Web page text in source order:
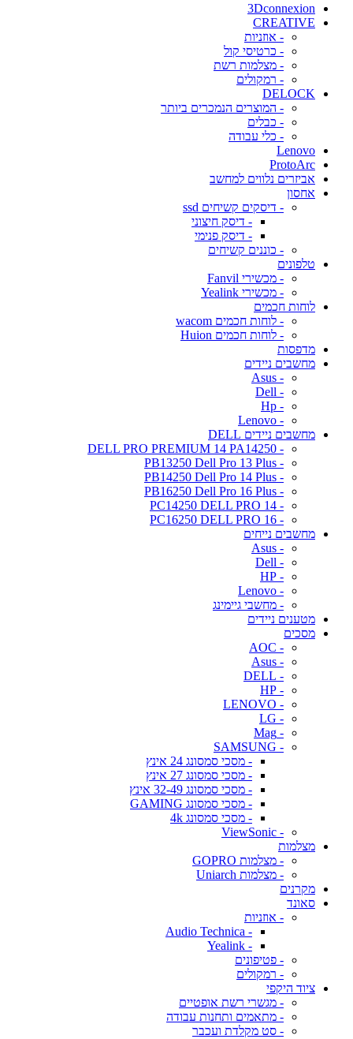
3Dconnexion
CREATIVE
- אוזניות
- כרטיסי קול
- מצלמות רשת
- רמקולים
DELOCK
- המוצרים הנמכרים ביותר
- כבלים
- כלי עבודה
Lenovo
ProtoArc
אביזרים נלווים למחשב
אחסון
- דיסקים קשיחים ssd
- דיסק חיצוני
- דיסק פנימי
- כוננים קשיחים
טלפונים
- מכשירי Fanvil
- מכשירי Yealink
לוחות חכמים
- לוחות חכמים wacom
- לוחות חכמים Huion
מדפסות
מחשבים ניידים
- Asus
- Dell
- Hp
- Lenovo
מחשבים ניידים DELL
- DELL PRO PREMIUM 14 PA14250
- PB13250 Dell Pro 13 Plus
- PB14250 Dell Pro 14 Plus
- PB16250 Dell Pro 16 Plus
- PC14250 DELL PRO 14
- PC16250 DELL PRO 16
מחשבים נייחים
- Asus
- Dell
- HP
- Lenovo
- מחשבי גיימינג
מטענים ניידים
מסכים
- AOC
- Asus
- DELL
- HP
- LENOVO
- LG
- Mag
- SAMSUNG
- מסכי סמסונג 24 אינץ
- מסכי סמסונג 27 אינץ
- מסכי סמסונג 32-49 אינץ
- מסכי סמסונג GAMING
- מסכי סמסונג 4k
- ViewSonic
מצלמות
- מצלמות GOPRO
- מצלמות Uniarch
מקרנים
סאונד
- אוזניות
- Audio Technica
- Yealink
- פטיפונים
- רמקולים
ציוד היקפי
- מגשרי רשת אופטיים
- מתאמים ותחנות עבודה
- סט מקלדת ועכבר